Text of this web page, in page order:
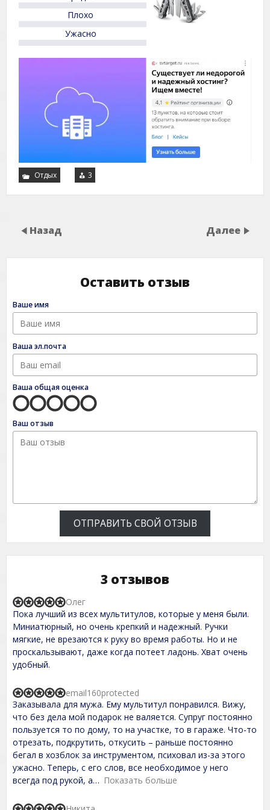
Плохо
Ужасно
Отдых 3
Назад Далее
Оставить отзыв
Ваше имя
Ваша эл.почта
Ваша общая оценка
Ваш отзыв
ОТПРАВИТЬ СВОЙ ОТЗЫВ
3 отзывов
R
a
t
d
5
,
u
t
f
5
Пока лучший из всех мультитулов, которые у меня были.
Миниатюрный, но очень крепкий и надежный. Ручки
мягкие, не врезаются к руку во время работы. Но и не
проскальзывают, даже когда потеет ладонь. Хват очень
удобный.
Олег
R
a
t
e
d
5
,
0
o
u
o
Заказывала для мужа. Ему мультитул понравился. Вижу,
что без дела мой подарок не валяется. Супруг постоянно
пользуется то по дому, то на участке, то в гараже. Что-то
отрезать, подкрутить, откусить – раньше постоянно
бегал в хозблок за инструментом, психовал из-за этого
ужасно. Теперь, с его слов, все необходимое у него
всегда под рукой, а
Показать больше
email160protected